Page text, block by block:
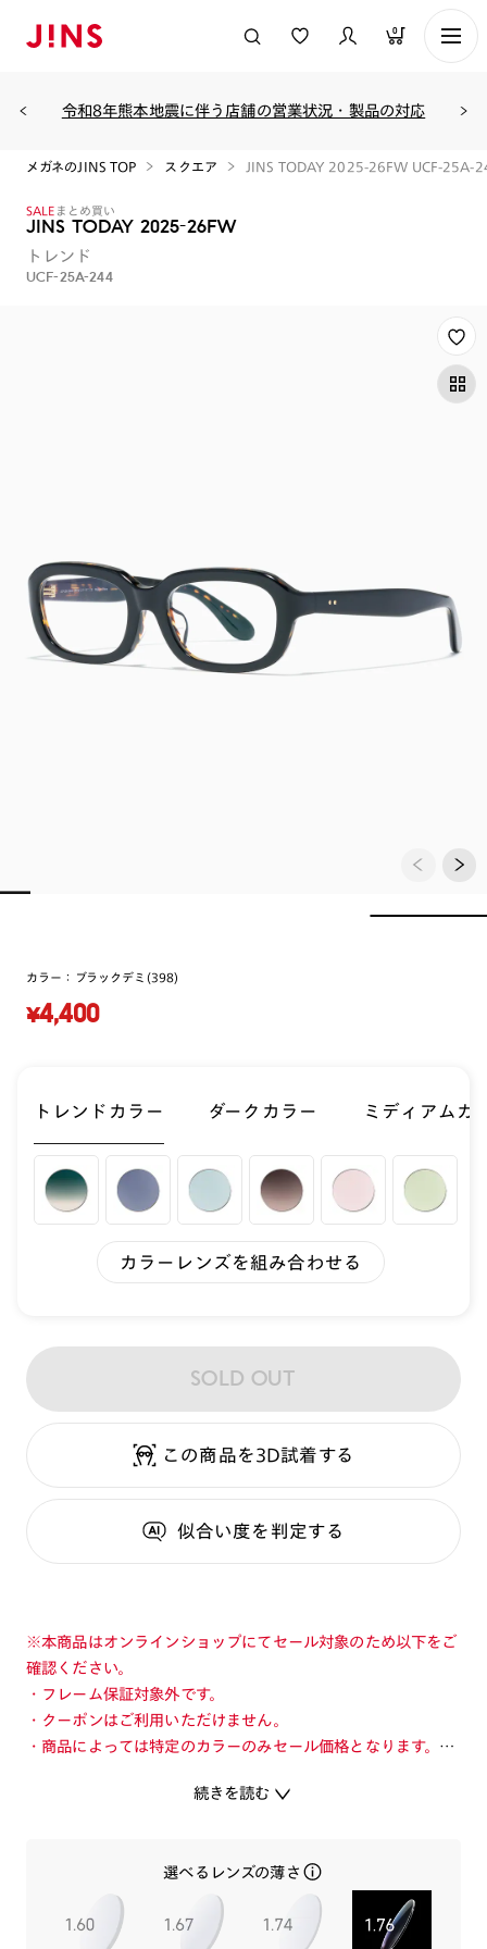
0
令和8年熊本地震に伴う店舗の営業状況・製品の対応
メガネのJINS TOP スクエア JINS TODAY 2025-26FW UCF-25A-
SALE まとめ買い
JINS TODAY 2025-26FW
トレンド
UCF-25A-244
カラー： ブラックデミ(398)
¥4,400
トレンドカラー ダークカラー ミディアムカ
カラーレンズを組み合わせる
SOLD OUT
この商品を3D試着する
似合い度を判定する
※本商品はオンラインショップにてセール対象のため以下をご
確認ください。
・フレーム保証対象外です。
・クーポンはご利用いただけません。
・商品によっては特定のカラーのみセール価格となります。カ
・店舗とオンラインショップで価格が異なる場合があります。
旬を着こなすメガネ「JINS TODAY」
続きを読む
選べるレンズの薄さ